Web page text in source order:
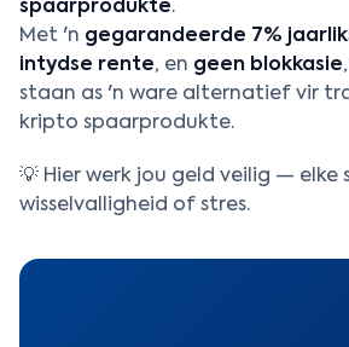
spaarprodukte.
Met 'n gegarandeerde 7%
intydse rente, en geen blokkasie
staan as 'n ware alternatief vir
kripto spaarprodukte.
💡 Hier werk jou geld veilig — elke
wisselvalligheid of stres.